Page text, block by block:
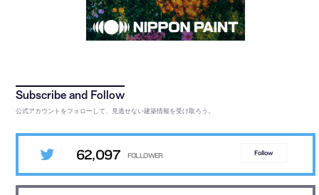
公式アカウントをフォローして、見逃せない建築情報を受け取ろう。
62,097 Follow